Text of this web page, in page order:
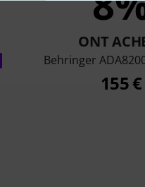
ONT
Behringer
155 €